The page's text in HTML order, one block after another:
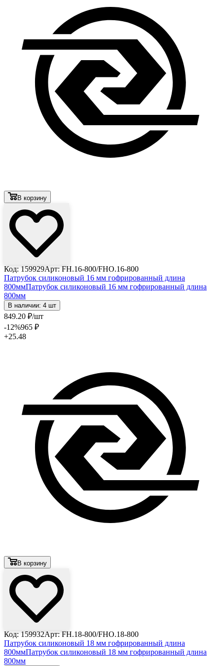
В корзину
Код: 159929Арт: FH.16-800/FHО.16-800
Патрубок силиконовый 16 мм гофрированный длина
800ммПатрубок силиконовый 16 мм гофрированный длина
800мм
В наличии: 4 шт
849.20 ₽/шт
-12%965 ₽
+25.48
В корзину
Код: 159932Арт: FH.18-800/FHО.18-800
Патрубок силиконовый 18 мм гофрированный длина
800ммПатрубок силиконовый 18 мм гофрированный длина
800мм